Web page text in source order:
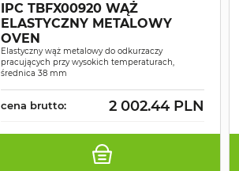
IPC TBFX00920 WĄŻ
ELASTYCZNY METALOWY
OVEN
Elastyczny wąż metalowy do odkurzaczy
pracujących przy wysokich temperaturach,
średnica 38 mm
cena brutto: 2 002.44 PLN